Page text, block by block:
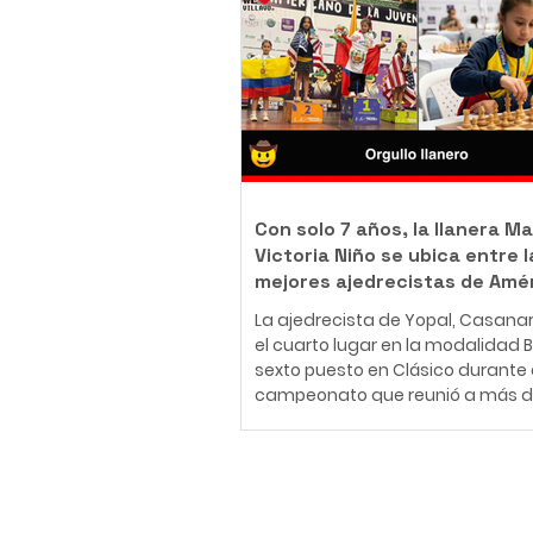
body piercer profesional
ha construido una carrera en el
del arte corporal, convencido de
tatuaje y el body piercing van
más allá de la estética: son una
inmortalizar historias, emociones
momentos que acompañarán a
Con solo 7 años, la llanera
Victoria Niño se ubica entre
mejores ajedrecistas de
La ajedrecista de Yopal,
el cuarto lugar en la modalidad
sexto puesto en Clásico durante
campeonato que reunió a más